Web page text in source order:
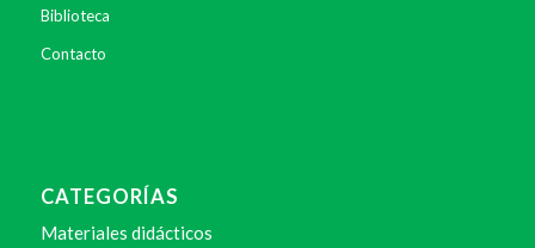
Biblioteca
Contacto
CATEGORÍAS
Materiales didácticos